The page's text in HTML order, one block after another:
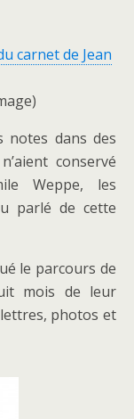
carnet de Jean
notes dans des
conservé
Weppe, les
parlé de cette
le parcours de
mois de leur
photos et